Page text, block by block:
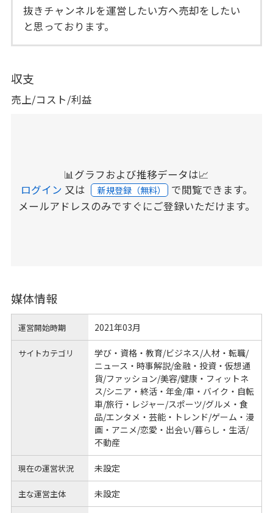
抜きチャンネルを運営したい方へ売却をしたい
と思っております。
収支
売上/コスト/利益
📊グラフおよび推移データは📈
ログイン 又は 新規登録（無料） で閲覧できます。
メールアドレスのみですぐにご登録いただけます。
媒体情報
運営開始時期 2021年03月
サイトカテゴリ
学び・資格・教育/ビジネス/人材・転職/
ニュース・時事解説/金融・投資・仮想通
貨/ファッション/美容/健康・フィットネ
ス/シニア・終活・年金/車・バイク・自転
車/旅行・レジャー/スポーツ/グルメ・食
品/エンタメ・芸能・トレンド/ゲーム・漫
画・アニメ/恋愛・出会い/暮らし・生活/
不動産
現在の運営状況 未設定
主な運営主体 未設定